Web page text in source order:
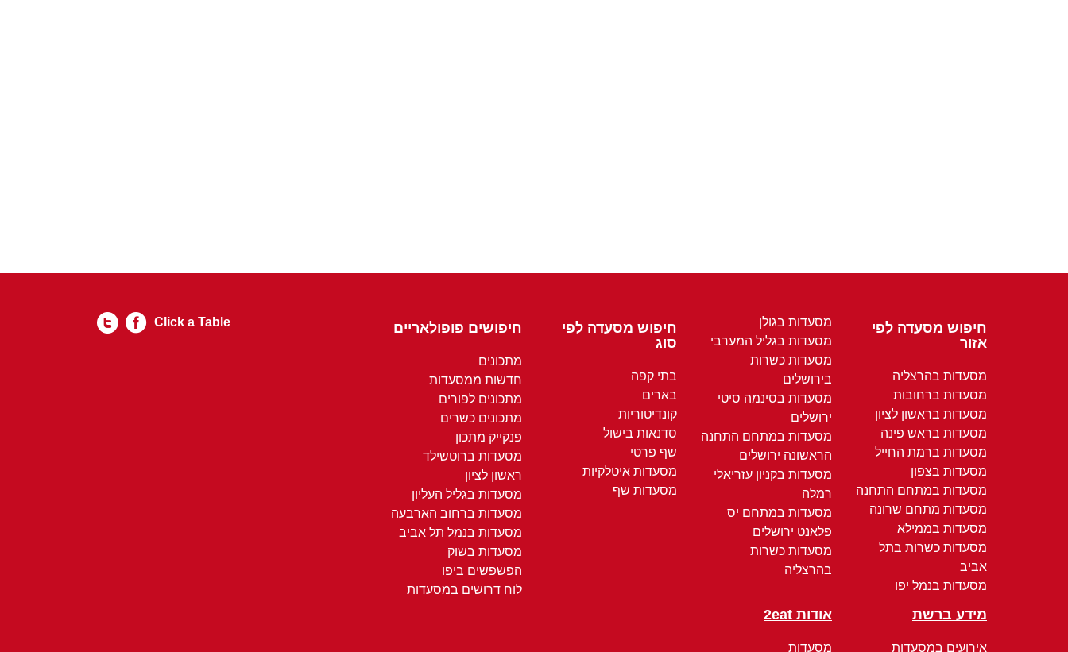
חיפוש מסעדה לפי
אזור
מסעדות בהרצליה
מסעדות ברחובות
מסעדות בראשון לציון
מסעדות בראש פינה
מסעדות ברמת החייל
מסעדות בצפון
מסעדות במתחם התחנה
מסעדות מתחם שרונה
מסעדות בממילא
מסעדות כשרות בתל
אביב
מסעדות בנמל יפו
מסעדות בגולן
מסעדות בגליל המערבי
מסעדות כשרות
בירושלים
מסעדות בסינמה סיטי
ירושלים
מסעדות במתחם התחנה
הראשונה ירושלים
מסעדות בקניון עזריאלי
רמלה
מסעדות במתחם יס
פלאנט ירושלים
מסעדות כשרות
בהרצליה
חיפוש מסעדה לפי
סוג
בתי קפה
בארים
קונדיטוריות
סדנאות בישול
שף פרטי
מסעדות איטלקיות
מסעדות שף
חיפושים פופולאריים
מתכונים
חדשות ממסעדות
מתכונים לפורים
מתכונים כשרים
פנקייק מתכון
מסעדות ברוטשילד
ראשון לציון
מסעדות בגליל העליון
מסעדות ברחוב הארבעה
מסעדות בנמל תל אביב
מסעדות בשוק
הפשפשים ביפו
לוח דרושים במסעדות
מידע ברשת
אירועים במסעדות
אודות 2eat
מסעדות
Click a Table